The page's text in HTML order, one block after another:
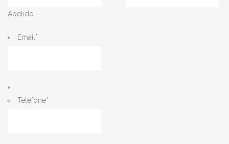
Apelido
Email *
Telefone*